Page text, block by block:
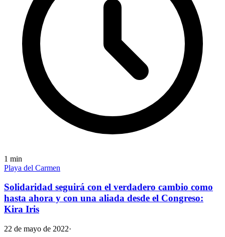
1 min
Playa del Carmen
Solidaridad seguirá con el verdadero cambio como
hasta ahora y con una aliada desde el Congreso:
Kira Iris
22 de mayo de 2022·